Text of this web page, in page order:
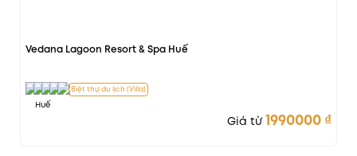
Vedana Lagoon Resort & Spa Huế
Biệt thự du lịch (Villa)
Huế
Giá từ1990000 ₫